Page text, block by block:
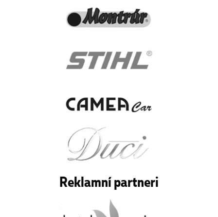
Reklamní partneri